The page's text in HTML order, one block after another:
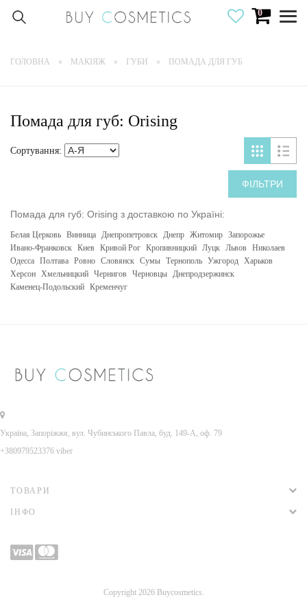
0
ГОЛОВНА МАКІЯЖ ГУБИ ПОМАДА ДЛЯ ГУБ
Помада для губ: Orising
Сортування:
ФІЛЬТРИ
Помада для губ: Orising з доставкою по Україні:
Белая Церковь Винница Днепропетровск Днепр Житомир Запорожье
Ивано-Франковск Киев Кривой Рог Кропивницкий Луцк Львов Николаев
Одесса Полтава Ровно Словянск Сумы Тернополь Ужгород Харьков
Херсон Хмельницкий Чернигов Черновцы Днепродзержинск
Каменец-Подольский Кременчуг
Україна, Запоріжжя, вул. Чубинського Павла, буд. 149-А, оф. 79
+380979523376 viber
ТОВАРИ
ІНФО
Copyright 2026 Buycosmetics.